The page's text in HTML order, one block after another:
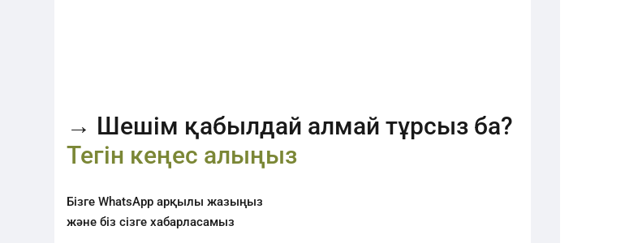
→ Шешім қабылдай алмай тұрсыз ба?
Тегін кеңес алыңыз
Бізге WhatsApp арқылы жазыңыз
және біз сізге хабарласамыз